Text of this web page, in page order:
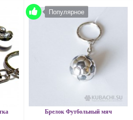
Популярное
Брелок Футбольный мяч